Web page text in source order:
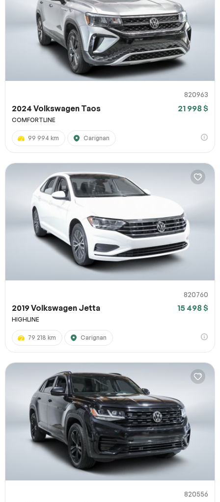
820963
2024 Volkswagen Taos 21 998 $
COMFORTLINE
99 994 km Carignan
820760
2019 Volkswagen Jetta 15 498 $
HIGHLINE
79 218 km Carignan
820556